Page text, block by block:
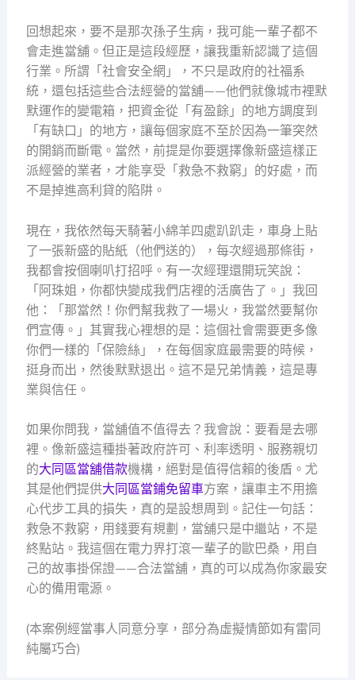
回想起來，要不是那次孫子生病，我可能一輩子都不
會走進當舖。但正是這段經歷，讓我重新認識了這個
行業。所謂「社會安全網」，不只是政府的社福系
統，還包括這些合法經營的當舖——他們就像城市裡默
默運作的變電箱，把資金從「有盈餘」的地方調度到
「有缺口」的地方，讓每個家庭不至於因為一筆突然
的開銷而斷電。當然，前提是你要選擇像新盛這樣正
派經營的業者，才能享受「救急不救窮」的好處，而
不是掉進高利貸的陷阱。
現在，我依然每天騎著小綿羊四處趴趴走，車身上貼
了一張新盛的貼紙（他們送的），每次經過那條街，
我都會按個喇叭打招呼。有一次經理還開玩笑說：
「阿珠姐，你都快變成我們店裡的活廣告了。」我回
他：「那當然！你們幫我救了一場火，我當然要幫你
們宣傳。」其實我心裡想的是：這個社會需要更多像
你們一樣的「保險絲」，在每個家庭最需要的時候，
挺身而出，然後默默退出。這不是兄弟情義，這是專
業與信任。
如果你問我，當舖值不值得去？我會說：要看是去哪
裡。像新盛這種掛著政府許可、利率透明、服務親切
的大同區當舖借款機構，絕對是值得信賴的後盾。尤
其是他們提供大同區當鋪免留車方案，讓車主不用擔
心代步工具的損失，真的是設想周到。記住一句話：
救急不救窮，用錢要有規劃，當舖只是中繼站，不是
終點站。我這個在電力界打滾一輩子的歐巴桑，用自
己的故事掛保證——合法當舖，真的可以成為你家最安
心的備用電源。
(本案例經當事人同意分享，部分為虛擬情節如有雷同
純屬巧合)